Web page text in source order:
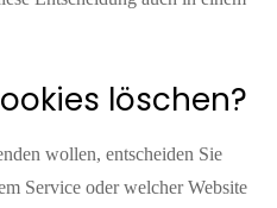
löschen?
wollen, entscheiden Sie
Service oder welcher Website